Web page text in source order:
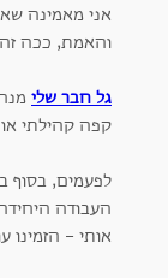
אני מאמינה
והאמת, ככה
גל חבר שלי
קפה קהילתי
לפעמים, בסוף
העבודה
אותי - הזמינו